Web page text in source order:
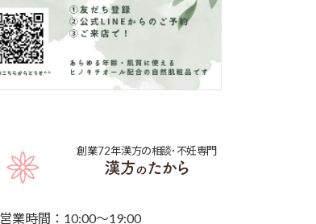
創業72年漢方の相談･不妊専門
営業時間：10:00～19:00